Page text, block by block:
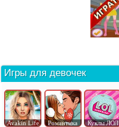
Игры для девочек
Avakin Life Романтика Куклы ЛОЛ